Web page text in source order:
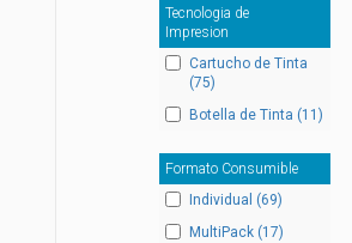
Tecnologia de
Impresion
Cartucho de Tinta
(75)
Botella de Tinta (11)
Formato Consumible
Individual (69)
MultiPack (17)